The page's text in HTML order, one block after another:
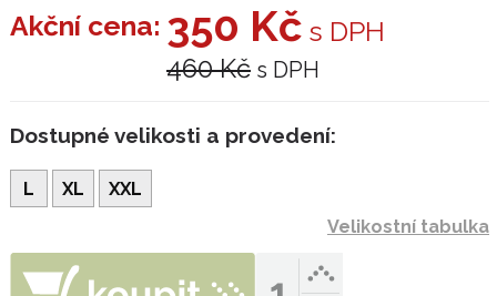
Akční cena: 350 Kč s DPH
460 Kč s DPH
Dostupné velikosti a provedení:
L XL
XXL
Velikostní tabulka